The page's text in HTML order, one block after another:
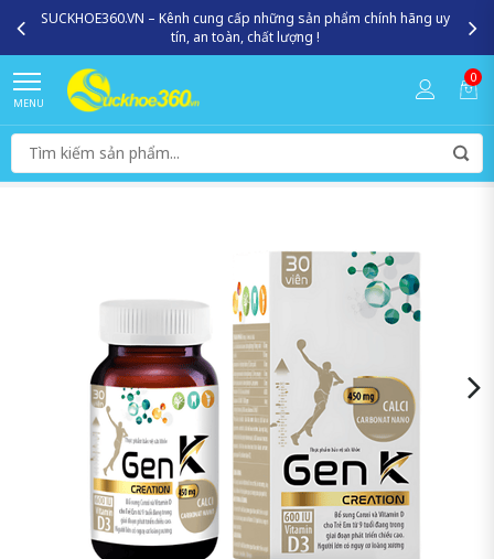
SUCKHOE360.VN – Kênh cung cấp những sản phẩm chính hãng uy
tín, an toàn, chất lượng !
MENU
0